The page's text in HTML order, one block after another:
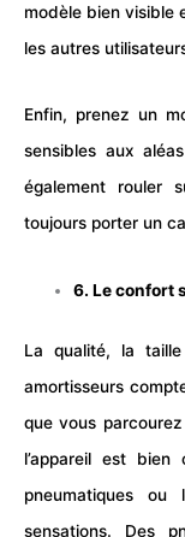
modèle bien visible
les autres
Enfin, prenez un
sensibles aux
également rouler
toujours porter un
6. Le confort
La qualité, la
amortisseurs
que vous
l’appareil est
pneumatiques ou
sensations. Des